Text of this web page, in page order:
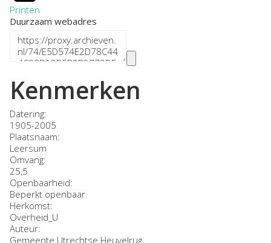
Printen
Duurzaam webadres
Kenmerken
Datering:
1905-2005
Plaatsnaam:
Leersum
Omvang:
25,5
Openbaarheid:
Beperkt openbaar
Herkomst:
Overheid_U
Auteur:
Gemeente Utrechtse Heuvelrug